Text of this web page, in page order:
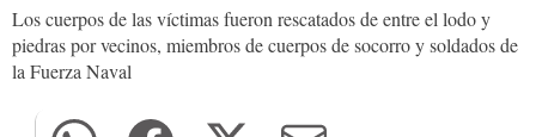
Los cuerpos de las víctimas fueron rescatados de entre el lodo y
piedras por vecinos, miembros de cuerpos de socorro y soldados de
la Fuerza Naval